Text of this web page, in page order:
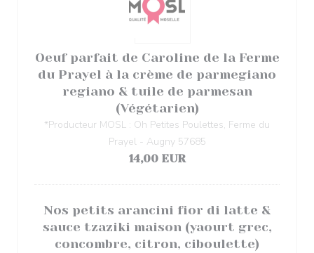
Oeuf parfait de Caroline de la Ferme
du Prayel à la crème de parmegiano
regiano & tuile de parmesan
(Végétarien)
*Producteur MOSL : Oh Petites Poulettes, Ferme du
Prayel - Augny 57685
14,00 EUR
Nos petits arancini fior di latte &
sauce tzaziki maison (yaourt grec,
concombre, citron, ciboulette)